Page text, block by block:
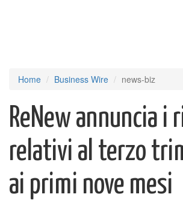
Home Business Wire news-biz
ReNew annuncia i
relativi al terzo
ai primi nove mesi